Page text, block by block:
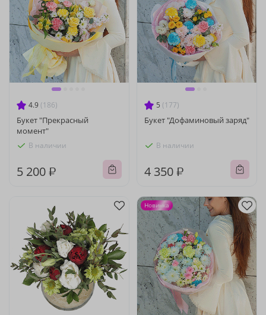
4.9 (186)
Букет "Прекрасный
момент"
В наличии
5 200 ₽
5 (177)
Букет "Дофаминовый заряд"
В наличии
4 350 ₽
Новинка